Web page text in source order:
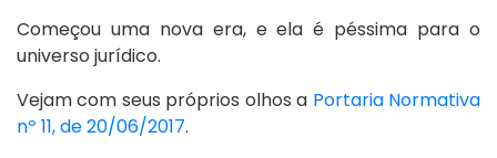
Começou uma nova era, e ela é péssima para o
universo jurídico.
Vejam com seus próprios olhos a Portaria Normativa
nº 11, de 20/06/2017.